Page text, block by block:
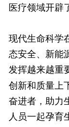
医疗领域开辟
现代生命科学
态安全、新能
发挥越来越重
创新和质量上
奋进者，助力
人员一起孕育